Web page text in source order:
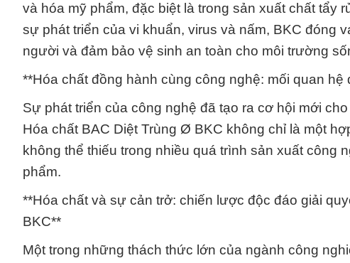
và hóa mỹ phẩm, đặc biệt là trong sản xuất chất tẩy
sự phát triển của vi khuẩn, virus và nấm, BKC đóng
người và đảm bảo vệ sinh an toàn cho môi trường
**Hóa chất đồng hành cùng công nghệ: mối quan
Sự phát triển của công nghệ đã tạo ra cơ hội mới
Hóa chất BAC Diệt Trùng Ø BKC không chỉ là một
không thể thiếu trong nhiều quá trình sản xuất công
phẩm.
**Hóa chất và sự cản trở: chiến lược độc đáo giải
BKC**
Một trong những thách thức lớn của ngành công